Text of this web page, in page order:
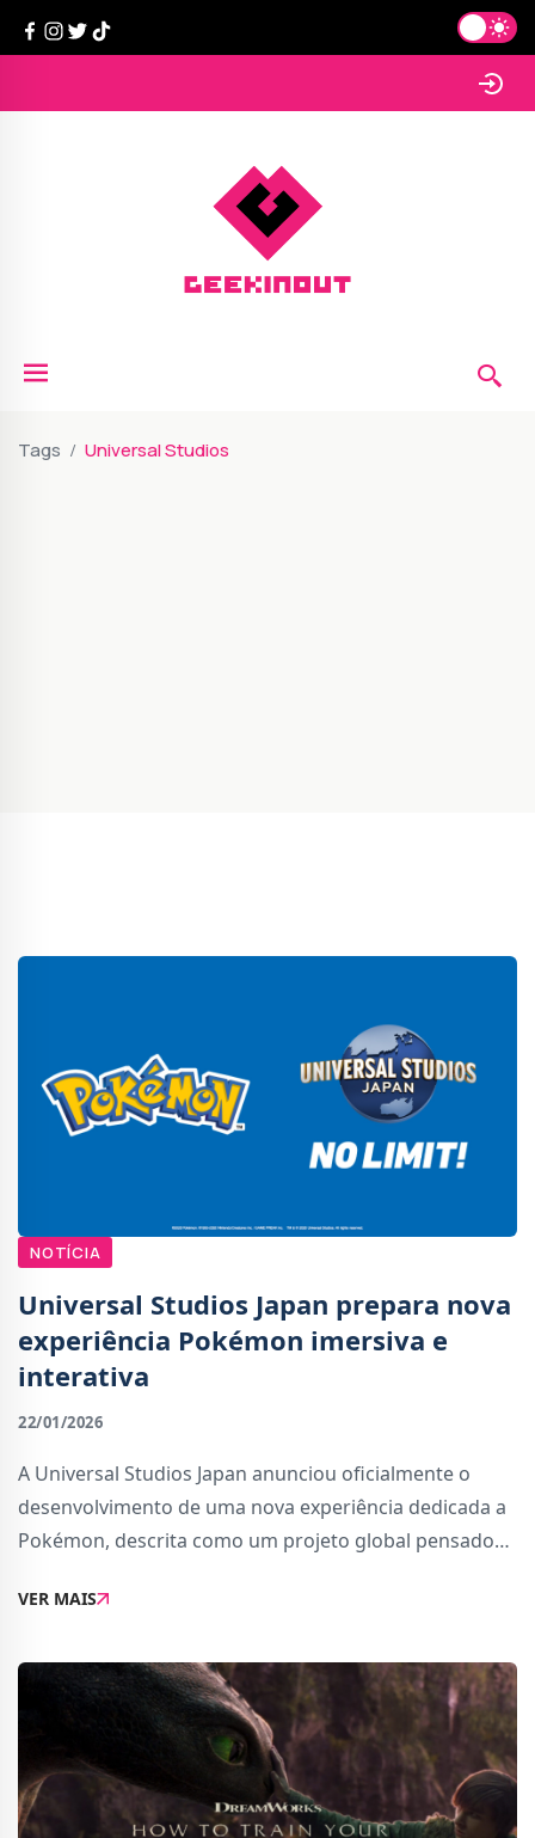
Tags Universal Studios
NOTÍCIA
Universal Studios Japan prepara nova
experiência Pokémon imersiva e
interativa
22/01/2026
A Universal Studios Japan anunciou oficialmente o
desenvolvimento de uma nova experiência dedicada a
Pokémon, descrita como um projeto global pensado
inédita, hiper-realista e altamente interativa.D
VER MAIS